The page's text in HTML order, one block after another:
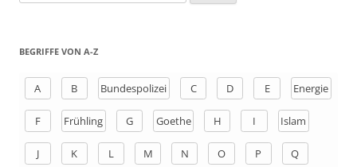
h
BEGRIFFE VON A-Z
A B Bundespolizei C D E Energie
F Frühling G Goethe H I Islam
J K L M N O P Q